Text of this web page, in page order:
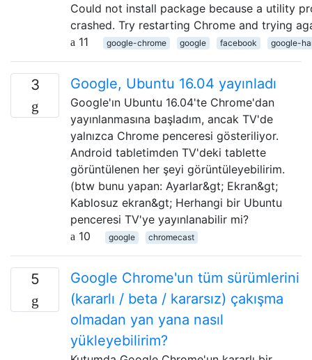
Could not install package because a utility
crashed. Try restarting Chrome and trying
11
google-chrome google facebook google-
3 Google, Ubuntu 16.04 yayınladı
Google'ın Ubuntu 16.04'te Chrome'dan
yayınlanmasına başladım, ancak TV'de
yalnızca Chrome penceresi gösteriliyor.
Android tabletimden TV'deki tablette
görüntülenen her şeyi görüntüleyebilirim.
(btw bunu yapan: Ayarlar&gt; Ekran&gt;
Kablosuz ekran&gt; Herhangi bir Ubuntu
penceresi TV'ye yayınlanabilir mi?
10
google chromecast
5
Google Chrome'un tüm sürümlerini
(kararlı / beta / kararsız) çakışma
olmadan yan yana nasıl
yükleyebilirim?